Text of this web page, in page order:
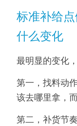
标准补给
什么变化
最明显的变化
第一，找料动
该去哪里拿，
第二，补货节